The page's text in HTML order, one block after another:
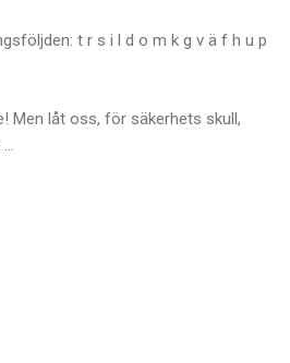
t r s i l d o m k g v ä f h u p
Men låt oss, för säkerhets skull,